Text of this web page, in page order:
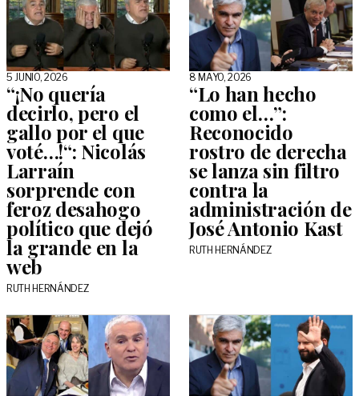
5 JUNIO, 2026
“¡No quería
decirlo, pero el
gallo por el que
voté…!“: Nicolás
Larraín
sorprende con
feroz desahogo
político que dejó
la grande en la
web
RUTH HERNÁNDEZ
8 MAYO, 2026
“Lo han hecho
como el…”:
Reconocido
rostro de derecha
se lanza sin filtro
contra la
administración de
José Antonio Kast
RUTH HERNÁNDEZ